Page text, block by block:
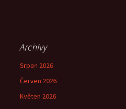
Archivy
Srpen 2026
Červen 2026
Květen 2026